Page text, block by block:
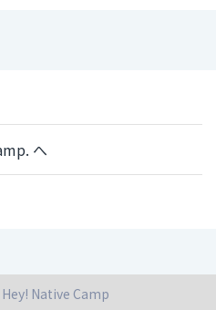
へ
Hey! Native Camp